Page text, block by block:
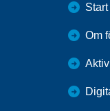
Start
Om